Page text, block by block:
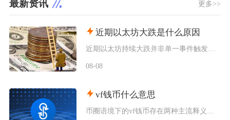
最新资讯 更多>>
近期以太坊大跌是什么原因
08-08
vf钱币什么意思